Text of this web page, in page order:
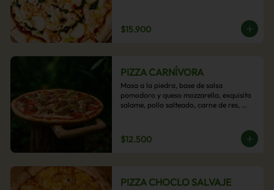
$15.900
PIZZA CARNÍVORA
Masa a la piedra, base de salsa
pomodoro y queso mozzarella, exquisito
salame, pollo salteado, carne de res,
$12.500
PIZZA CHOCLO SALVAJE